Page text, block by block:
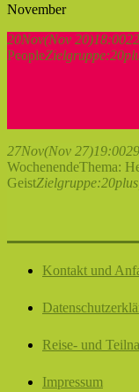
November
20Nov(Nov 20)18:0022
PeopleZielgruppe:
27Nov(Nov 27)19:0029
WochenendeThema:
GeistZielgruppe:20plus,
Kontakt und
Reise- und
Impressum